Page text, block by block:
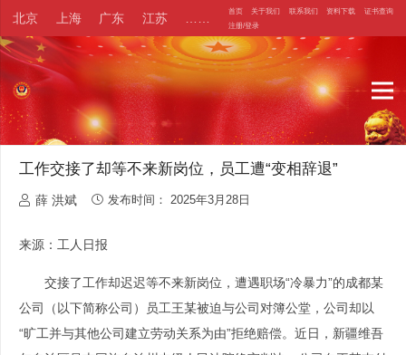
北京 上海 广东 江苏 首页 关于我们 联系我们 资料下载
证书查询
注册/登录
工作交接了却等不来新岗位，员工遭“变相辞退”
薛 洪斌 发布时间：2025年3月28日
来源：工人日报
交接了工作却迟迟等不来新岗位，遭遇职场“冷暴力”的成都某
公司（以下简称公司）员工王某被迫与公司对簿公堂，公司却以
“旷工并与其他公司建立劳动关系为由”拒绝赔偿。近日，新疆维吾